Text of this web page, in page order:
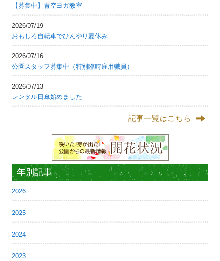
【募集中】青空ヨガ教室
2026/07/19
おもしろ自転車でひんやり夏休み
2026/07/16
公園スタッフ募集中（特別臨時雇用職員）
2026/07/13
レンタル日傘始めました
記事一覧はこちら
年別記事
2026
2025
2024
2023